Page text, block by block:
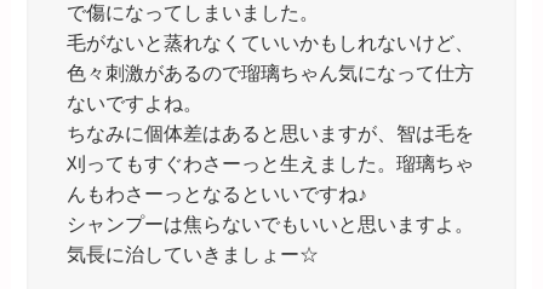
で傷になってしまいました。
毛がないと蒸れなくていいかもしれないけど、
色々刺激があるので瑠璃ちゃん気になって仕方
ないですよね。
ちなみに個体差はあると思いますが、智は毛を
刈ってもすぐわさーっと生えました。瑠璃ちゃ
んもわさーっとなるといいですね♪
シャンプーは焦らないでもいいと思いますよ。
気長に治していきましょー☆